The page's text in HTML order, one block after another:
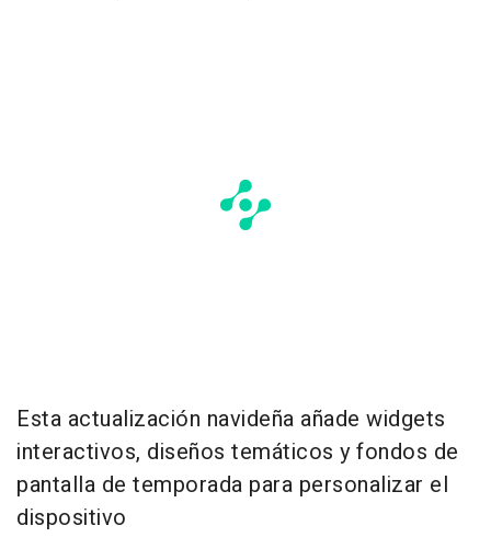
Esta actualización navideña añade widgets
interactivos, diseños temáticos y fondos de
pantalla de temporada para personalizar el
dispositivo